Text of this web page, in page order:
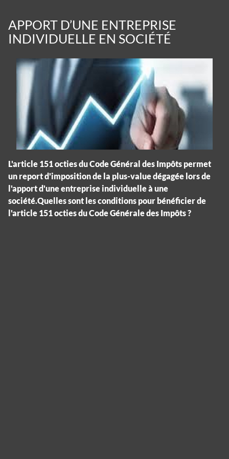
APPORT D’UNE ENTREPRISE
INDIVIDUELLE EN SOCIÉTÉ
L'article 151 octies du Code Général des Impôts permet
un report d'imposition de la plus-value dégagée lors de
l'apport d'une entreprise individuelle à une
société.Quelles sont les conditions pour bénéficier de
l'article 151 octies du Code Générale des Impôts ?